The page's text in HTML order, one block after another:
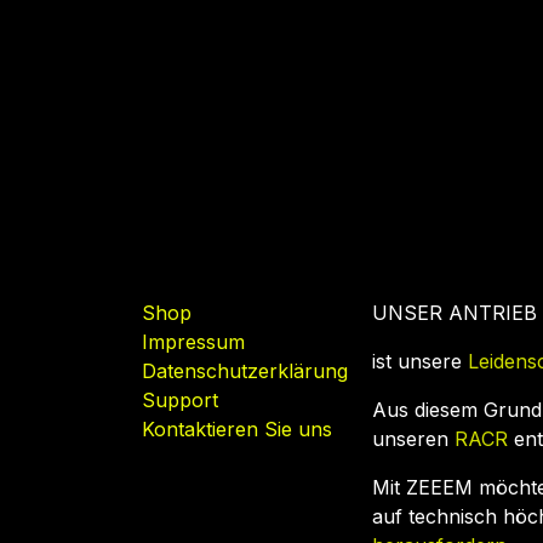
Shop
Impressum
Datenschutzerklärung
Support
Kontaktieren Sie uns
UNSER ANTRIEB
ist unsere
Aus diesem
unseren RACR
Mit ZEEEM
auf technisch